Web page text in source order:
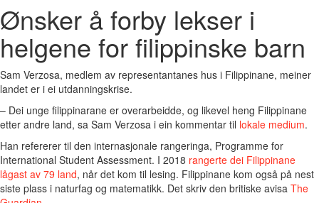
Ønsker å forby lekser i
helgene for filippinske barn
Sam Verzosa, medlem av representantanes hus i Filippinane, meiner
landet er i ei utdanningskrise.
– Dei unge filippinarane er overarbeidde, og likevel heng Filippinane
etter andre land, sa Sam Verzosa i ein kommentar til lokale medium.
Han refererer til den internasjonale rangeringa, Programme for
International Student Assessment. I 2018 rangerte dei Filippinane
lågast av 79 land, når det kom til lesing. Filippinane kom også på nest
siste plass i naturfag og matematikk. Det skriv den britiske avisa The